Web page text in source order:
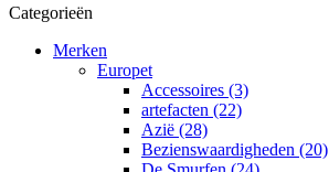
Categorieën
Merken
Europet
Accessoires (3)
artefacten (22)
Azië (28)
Bezienswaardigheden (20)